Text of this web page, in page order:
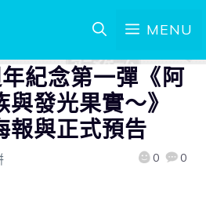
MENU
年紀念第一彈《阿
發光果實～》
報與正式預告
0 0